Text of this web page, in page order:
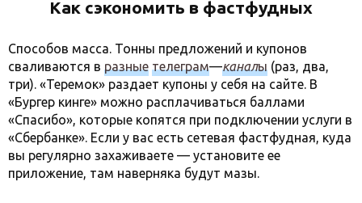
Как сэкономить в фастфудных
Способов масса. Тонны предложений и купонов
сваливаются в разные телеграм—каналы (раз, два,
три). «Теремок» раздает купоны у себя на сайте. В
«Бургер кинге» можно расплачиваться баллами
«Спасибо», которые копятся при подключении услуги в
«Сбербанке». Если у вас есть сетевая фастфудная, куда
вы регулярно захаживаете — установите ее
приложение, там наверняка будут мазы.